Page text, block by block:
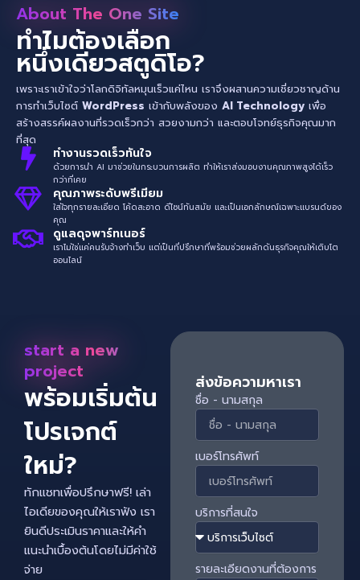
About The One Site
ทำไมต้องเลือก
หนึ่งเดียวสตูดิโอ?
เพราะเราเข้าใจว่าโลกดิจิทัลหมุนเร็วแค่ไหน เราจึงผสานความเชี่ยวชาญด้าน
การทำเว็บไซต์ WordPress เข้ากับพลังของ AI Technology เพื่อ
สร้างสรรค์ผลงานที่รวดเร็วกว่า สวยงามกว่า และตอบโจทย์ธุรกิจคุณมาก
ที่สุด
ทำงานรวดเร็วทันใจ
ด้วยการนำ AI มาช่วยในกระบวนการผลิต ทำให้เราส่งมอบงานคุณภาพสูงได้เร็ว
กว่าที่เคย
คุณภาพระดับพรีเมียม
ใส่ใจทุกรายละเอียด โค้ดสะอาด ดีไซน์ทันสมัย และเป็นเอกลักษณ์เฉพาะแบรนด์ของ
คุณ
ดูแลดุจพาร์ทเนอร์
เราไม่ใช่แค่คนรับจ้างทำเว็บ แต่เป็นที่ปรึกษาที่พร้อมช่วยผลักดันธุรกิจคุณให้เติบโต
ออนไลน์
start a new
project
พร้อมเริ่มต้น
โปรเจกต์
ใหม่?
ทักแชทเพื่อปรึกษาฟรี! เล่า
ไอเดียของคุณให้เราฟัง เรา
ยินดีประเมินราคาและให้คำ
แนะนำเบื้องต้นโดยไม่มีค่าใช้
จ่าย
ส่งข้อความหาเรา
ชื่อ - นามสกุล
เบอร์โทรศัพท์
บริการที่สนใจ
รายละเอียดงานที่ต้องการ